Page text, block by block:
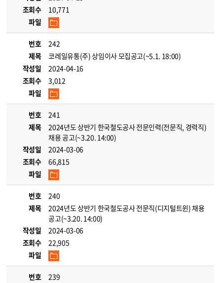
조회수
10,771
파일
번호
242
제목
코레일유통(주) 상임이사 모집공고(~5.1. 18:00)
작성일
2024-04-16
조회수
3,012
파일
번호
241
제목
2024년도 상반기 한국철도공사 전문인력(전문직, 경력직)
채용 공고(~3.20. 14:00)
작성일
2024-03-06
조회수
66,815
파일
번호
240
제목
2024년도 상반기 한국철도공사 전문직(디지털트윈) 채용
공고(~3.20. 14:00)
작성일
2024-03-06
조회수
22,905
파일
번호
239